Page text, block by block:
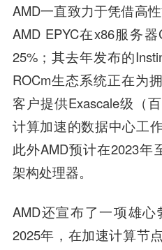
AMD一直致力于凭借高
AMD EPYC在x86服务
25%；其去年发布的
ROCm生态系统正在为
客户提供Exascale级（
计算加速的数据中心工
此外AMD预计在2023年
架构处理器。
AMD还宣布了一项雄
2025年，在加速计算节